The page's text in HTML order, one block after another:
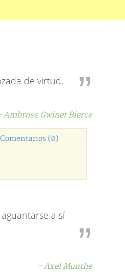
de virtud.
Ambrose Gwinet Bierce
Comentarios (0)
a sí
- Axel Munthe